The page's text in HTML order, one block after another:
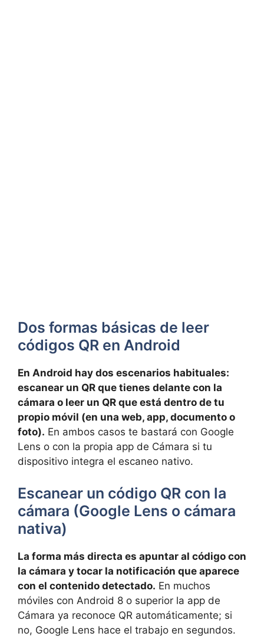
Dos formas básicas de leer
códigos QR en Android
En Android hay dos escenarios habituales:
escanear un QR que tienes delante con la
cámara o leer un QR que está dentro de tu
propio móvil (en una web, app, documento o
foto). En ambos casos te bastará con Google
Lens o con la propia app de Cámara si tu
dispositivo integra el escaneo nativo.
Escanear un código QR con la
cámara (Google Lens o cámara
nativa)
La forma más directa es apuntar al código con
la cámara y tocar la notificación que aparece
con el contenido detectado. En muchos
móviles con Android 8 o superior la app de
Cámara ya reconoce QR automáticamente; si
no, Google Lens hace el trabajo en segundos.